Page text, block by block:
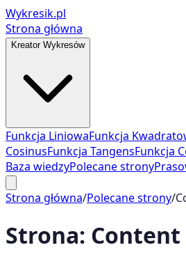
Wykresik.pl
Strona główna
Kreator Wykresów
Funkcja LiniowaFunkcja
CosinusFunkcja TangensFunkcja
Baza wiedzyPolecane strony
Strona główna/Polecane strony/
Strona: